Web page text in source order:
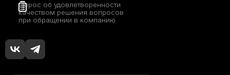
Опрос об удовлетворенности
качеством решения вопросов
при обращении в компанию